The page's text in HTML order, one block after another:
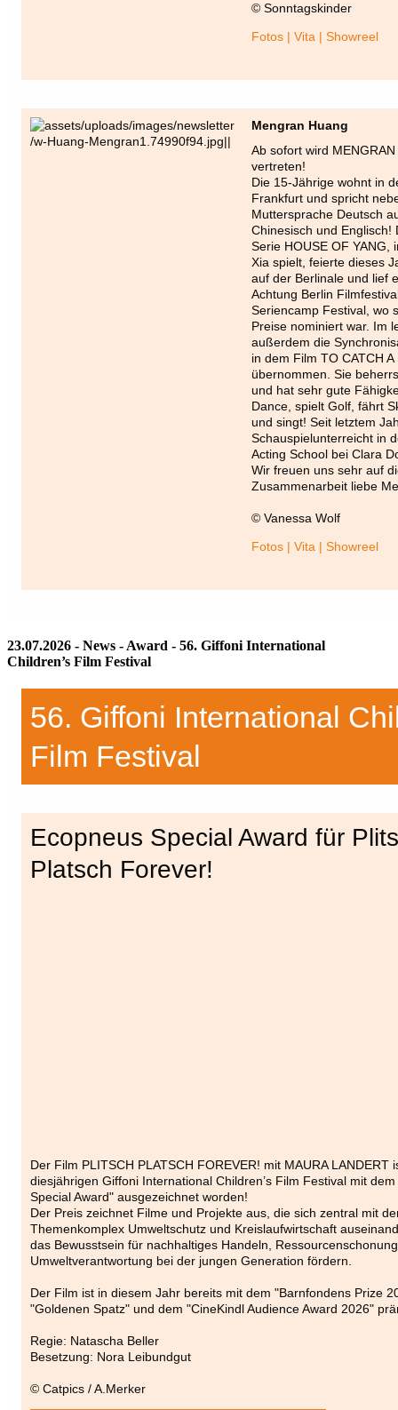
© Sonntagskinder
Fotos | Vita | Showreel
Mengran Huang
Ab sofort wird
vertreten!
Die 15-Jährige wohnt in
Frankfurt und spricht
Muttersprache Deutsch
Chinesisch und Englisch!
Serie HOUSE OF YANG,
Xia spielt, feierte dieses
auf der Berlinale und lief
Achtung Berlin
Seriencamp Festival, wo
Preise nominiert war. Im
außerdem die
in dem Film TO CATCH A
übernommen. Sie
und hat sehr gute
Dance, spielt Golf, fährt
und singt! Seit letztem
Schauspielunterreicht in
Acting School bei Clara
Wir freuen uns sehr auf
Zusammenarbeit liebe
© Vanessa Wolf
Fotos | Vita | Showreel
23.07.2026 - News - Award - 56. Giffoni International
Children’s Film Festival
56. Giffoni International
Film Festival
Ecopneus Special Award für
Platsch Forever!
Der Film PLITSCH PLATSCH FOREVER! mit MAURA LANDERT
diesjährigen Giffoni International Children’s Film Festival mit
Special Award" ausgezeichnet worden!
Der Preis zeichnet Filme und Projekte aus, die sich zentral mit
Themenkomplex Umweltschutz und Kreislaufwirtschaft
das Bewusstsein für nachhaltiges Handeln,
Umweltverantwortung bei der jungen Generation fördern.
Der Film ist in diesem Jahr bereits mit dem "Barnfondens Prize
"Goldenen Spatz" und dem "CineKindl Audience Award 2026"
Regie: Natascha Beller
Besetzung: Nora Leibundgut
© Catpics / A.Merker